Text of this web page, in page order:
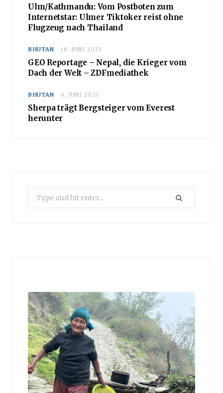
Ulm/Kathmandu: Vom Postboten zum
Internetstar: Ulmer Tiktoker reist ohne
Flugzeug nach Thailand
BHUTAN 18. JUNI 2023
GEO Reportage – Nepal, die Krieger vom
Dach der Welt – ZDFmediathek
BHUTAN 6. JUNI 2023
Sherpa trägt Bergsteiger vom Everest
herunter
Search
for: